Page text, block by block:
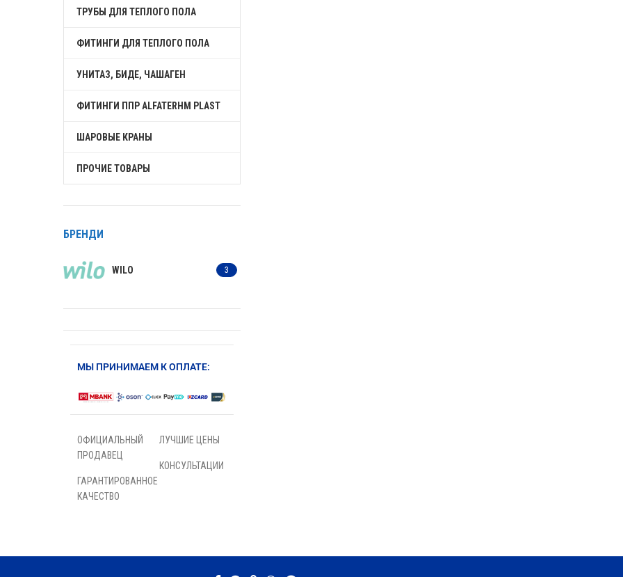
ТРУБЫ ДЛЯ ТЕПЛОГО ПОЛА
ФИТИНГИ ДЛЯ ТЕПЛОГО ПОЛА
УНИТАЗ, БИДЕ, ЧАШАГЕН
ФИТИНГИ ППР ALFATERHM PLAST
ШАРОВЫЕ КРАНЫ
ПРОЧИЕ ТОВАРЫ
БРЕНДИ
WILO 3
МЫ ПРИНИМАЕМ К ОПЛАТЕ:
ОФИЦИАЛЬНЫЙ
ПРОДАВЕЦ
ГАРАНТИРОВАННОЕ
КАЧЕСТВО
ЛУЧШИЕ ЦЕНЫ
КОНСУЛЬТАЦИИ